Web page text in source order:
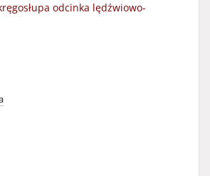
odcinka lędźwiowo-